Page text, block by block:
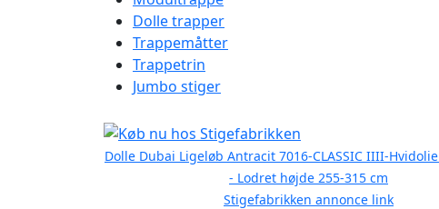
Dolle trapper
Trappemåtter
Trappetrin
Jumbo stiger
Dolle Dubai Ligeløb Antracit 7016-CLASSIC IIII-
- Lodret højde 255-315 cm
Stigefabrikken annonce link